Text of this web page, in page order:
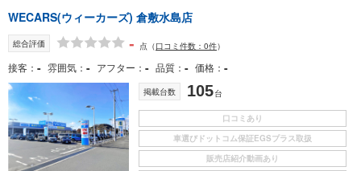
WECARS(ウィーカーズ) 倉敷水島店
総合評価 - 点 （口コミ件数：0件）
接客 - 雰囲気 - アフター - 品質 - 価格 -
掲載台数 105台
口コミあり
車選びドットコム保証EGSプラス取扱
販売店紹介動画あり